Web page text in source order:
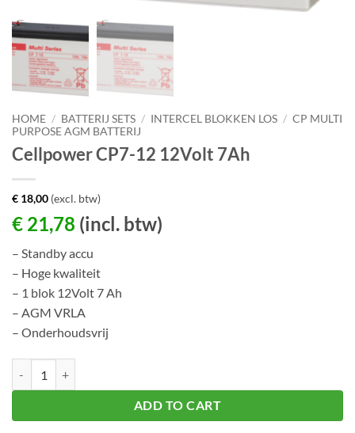
HOME / BATTERIJ SETS / INTERCEL BLOKKEN LOS / CP MULTI
PURPOSE AGM BATTERIJ
Cellpower CP7-12 12Volt 7Ah
€ 18,00 (excl. btw)
€ 21,78 (incl. btw)
– Standby accu
– Hoge kwaliteit
– 1 blok 12Volt 7 Ah
– AGM VRLA
– Onderhoudsvrij
ADD TO CART